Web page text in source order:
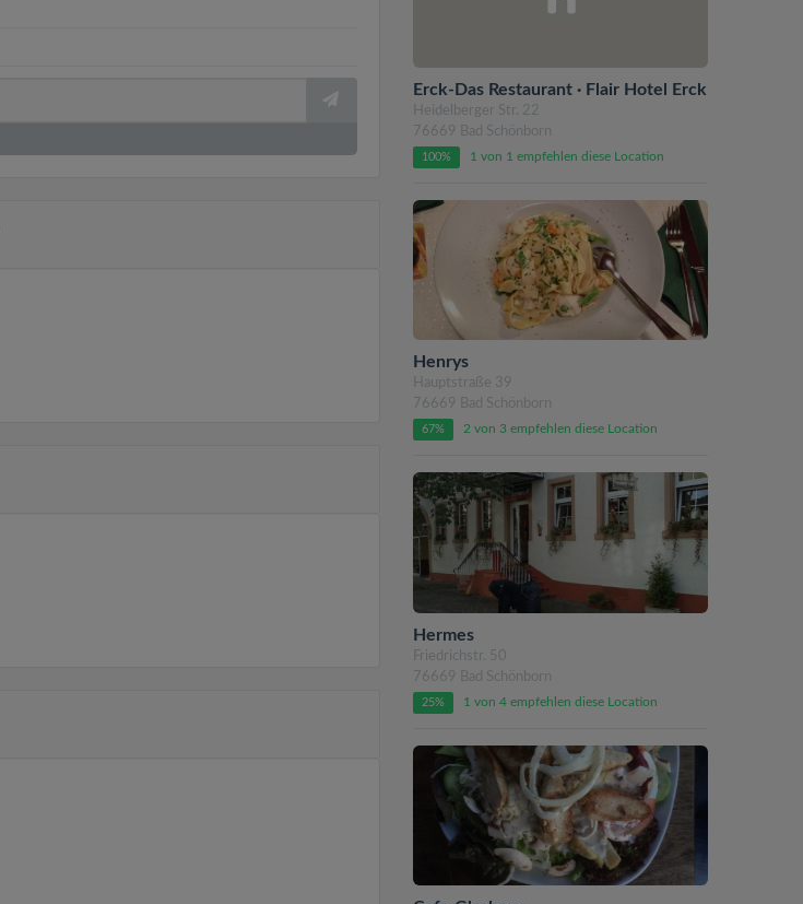
Erck-Das Restaurant · Flair Hotel Erck
Heidelberger Str. 22
76669 Bad Schönborn
100% 1 von 1 empfehlen diese Location
Henrys
Hauptstraße 39
76669 Bad Schönborn
67% 2 von 3 empfehlen diese Location
Hermes
Friedrichstr. 50
76669 Bad Schönborn
25% 1 von 4 empfehlen diese Location